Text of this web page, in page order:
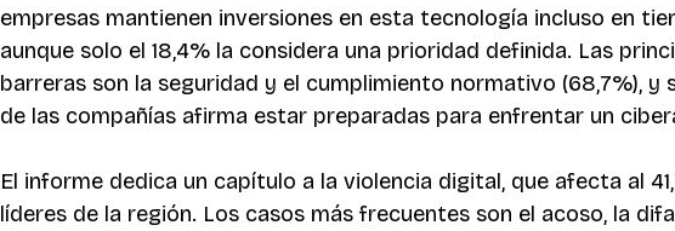
empresas mantienen inversiones en esta tecnología incluso en
aunque solo el 18,4% la considera una prioridad definida. Las
barreras son la seguridad y el cumplimiento normativo (68,7%), y
de las compañías afirma estar preparadas para enfrentar un
El informe dedica un capítulo a la violencia digital, que afecta al
líderes de la región. Los casos más frecuentes son el acoso, la